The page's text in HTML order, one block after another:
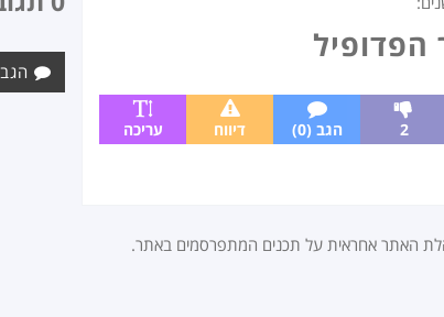
הפדופיל
2 הגב (0) דיווח עריכה
האתר אחראית על תכנים המתפרסמים באתר.